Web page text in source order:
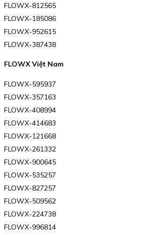
FLOWX-812565
FLOWX-185086
FLOWX-952615
FLOWX-387438
FLOWX Việt Nam
FLOWX-595937
FLOWX-357163
FLOWX-408994
FLOWX-414683
FLOWX-121668
FLOWX-261332
FLOWX-900645
FLOWX-535257
FLOWX-827257
FLOWX-509562
FLOWX-224738
FLOWX-996814